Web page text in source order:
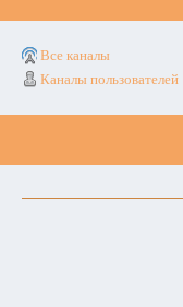
Все каналы
Каналы пользователей